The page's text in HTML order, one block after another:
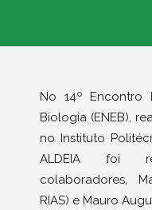
No 14º Encontro
Biologia (ENEB),
no Instituto
ALDEIA foi
colaboradores,
RIAS) e Mauro